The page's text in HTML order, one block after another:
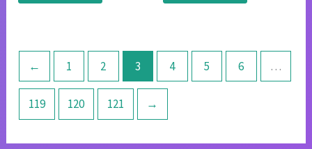
← 1 2 3 4 5 6 …
119 120 121 →